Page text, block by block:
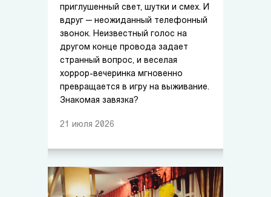
приглушенный свет, шутки и смех. И
вдруг — неожиданный телефонный
звонок. Неизвестный голос на
другом конце провода задает
странный вопрос, и веселая
хоррор-вечеринка мгновенно
превращается в игру на выживание.
Знакомая завязка?
21 июля 2026